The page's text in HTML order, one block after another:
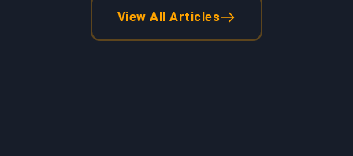
View All Articles